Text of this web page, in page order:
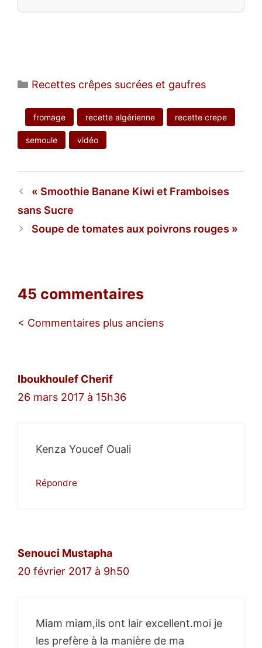
Catégories
Recettes crêpes sucrées et gaufres
fromage recette algérienne recette crepe
semoule vidéo
Smoothie Banane Kiwi et Framboises
sans Sucre
Soupe de tomates aux poivrons rouges
45 commentaires
Navigation
< Commentaires plus anciens
Iboukhoulef Cherif
26 mars 2017 à 15h36
Kenza Youcef Ouali
Répondre
Senouci Mustapha
20 février 2017 à 9h50
Miam miam,ils ont lair excellent.moi je
les prefère à la manière de ma